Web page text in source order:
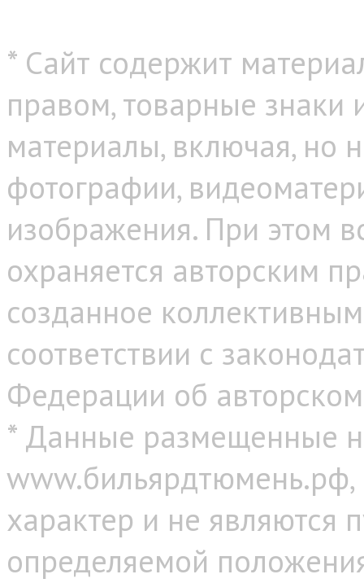
* Сайт содержит
правом, товарные
материалы, включая, но
фотографии,
изображения. При этом
охраняется авторским
созданное
соответствии с
Федерации об
* Данные размещенные
характер и не являются
определяемой